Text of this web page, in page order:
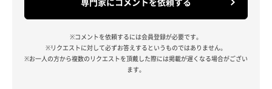
専門家にコメントを依頼する
※コメントを依頼するには会員登録が必要です。
※リクエストに対して必ずお答えするというものではありません。
※お一人の方から複数のリクエストを頂戴した際には掲載が遅くなる場合がござい
ます。